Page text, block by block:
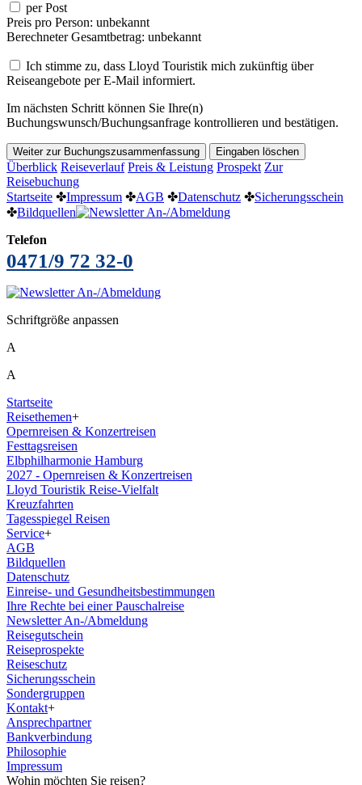
per Post
Preis pro Person: unbekannt
Berechneter Gesamtbetrag: unbekannt
Ich stimme zu, dass Lloyd Touristik mich zukünftig über
Reiseangebote per E-Mail informiert.
Im nächsten Schritt können Sie Ihre(n)
Buchungswunsch/Buchungsanfrage kontrollieren und bestätigen.
Überblick Reiseverlauf Preis & Leistung Prospekt Zur
Reisebuchung
Startseite ✤Impressum ✤AGB ✤Datenschutz ✤Sicherungsschein
✤Bildquellen
Telefon
0471/9 72 32-0
Schriftgröße anpassen
A
A
Startseite
Reisethemen+
Opernreisen & Konzertreisen
Festtagsreisen
Elbphilharmonie Hamburg
2027 - Opernreisen & Konzertreisen
Lloyd Touristik Reise-Vielfalt
Kreuzfahrten
Tagesspiegel Reisen
Service+
AGB
Bildquellen
Datenschutz
Einreise- und Gesundheitsbestimmungen
Ihre Rechte bei einer Pauschalreise
Newsletter An-/Abmeldung
Reisegutschein
Reiseprospekte
Reiseschutz
Sicherungsschein
Sondergruppen
Kontakt+
Ansprechpartner
Bankverbindung
Philosophie
Impressum
Wohin möchten Sie reisen?